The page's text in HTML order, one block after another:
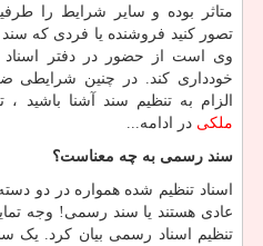
متاثر بوده و سایر شرایط را
تصور کنید فروشنده یا فردی که
وی است از حضور در دفتر
خودداری کند. در چنین شرایطی
الزام به تنظیم سند آشنا
ملکی در ادامه...
سند رسمی به چه معناست؟
اسناد تنظیم شده همواره در دو
عادی هستند یا سند رسمی! وجه
تنظیم اسناد رسمی بیان کرد. یک